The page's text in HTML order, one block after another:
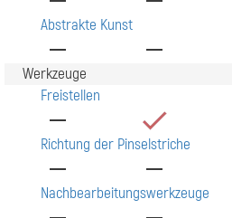
Abstrakte Kunst
Werkzeuge
Freistellen
Richtung der Pinselstriche
Nachbearbeitungswerkzeuge